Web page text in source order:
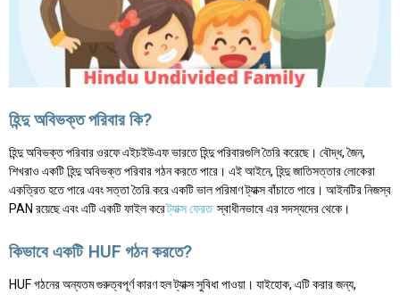
হিন্দু অবিভক্ত পরিবার কি?
হিন্দু অবিভক্ত পরিবার ওরফে এইচইউএফ ভারতে হিন্দু পরিবারগুলি তৈরি করেছে। বৌদ্ধ, জৈন,
শিখরাও একটি হিন্দু অবিভক্ত পরিবার গঠন করতে পারে। এই আইনে, হিন্দু জাতিসত্তার লোকেরা
একত্রিত হতে পারে এবং সত্তা তৈরি করে একটি ভাল পরিমাণ ট্যাক্স বাঁচাতে পারে। আইনটির নিজস্ব
PAN রয়েছে এবং এটি একটি ফাইল করেট্যাক্স ফেরত স্বাধীনভাবে এর সদস্যদের থেকে।
কিভাবে একটি HUF গঠন করতে?
HUF গঠনের অন্যতম গুরুত্বপূর্ণ কারণ হল ট্যাক্স সুবিধা পাওয়া। যাইহোক, এটি করার জন্য,